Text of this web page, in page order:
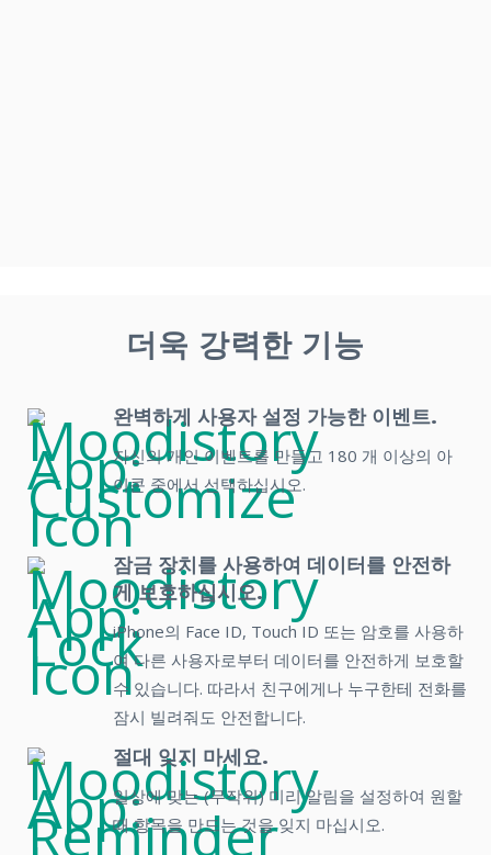
더욱 강력한 기능
완벽하게 사용자 설정 가능한 이벤트.
자신의 개인 이벤트를 만들고 180 개 이상의 아
이콘 중에서 선택하십시오.
잠금 장치를 사용하여 데이터를 안전하
게 보호하십시오.
iPhone의 Face ID, Touch ID 또는 암호를 사용하
여 다른 사용자로부터 데이터를 안전하게 보호할
수 있습니다. 따라서 친구에게나 누구한테 전화를
잠시 빌려줘도 안전합니다.
절대 잊지 마세요.
일상에 맞는 (무작위) 미리 알림을 설정하여 원할
때 항목을 만드는 것을 잊지 마십시오.